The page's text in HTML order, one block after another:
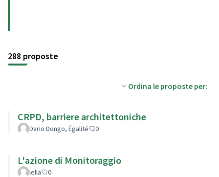
288 proposte
Ordina le proposte per:
CRPD, barriere architettoniche
Dario Dongo, Égalité 0
L'azione di Monitoraggio
lella 0